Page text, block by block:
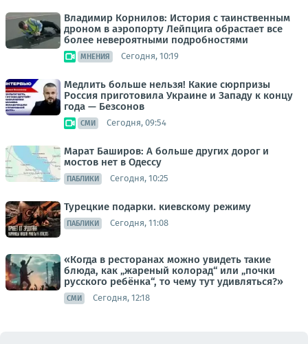
Владимир Корнилов: История с таинственным
дроном в аэропорту Лейпцига обрастает все
более невероятными подробностями
МНЕНИЯ Сегодня, 10:19
Медлить больше нельзя! Какие сюрпризы
Россия приготовила Украине и Западу к концу
года — Безсонов
СМИ Сегодня, 09:54
Марат Баширов: А больше других дорог и
мостов нет в Одессу
ПАБЛИКИ Сегодня, 10:25
Турецкие подарки. киевскому режиму
ПАБЛИКИ Сегодня, 11:08
«Когда в ресторанах можно увидеть такие
блюда, как „жареный колорад“ или „почки
русского ребёнка“, то чему тут удивляться?»
СМИ Сегодня, 12:18